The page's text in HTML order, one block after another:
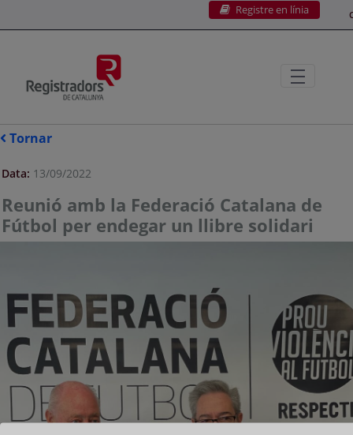
Registre en línia
Tornar
Data: 13/09/2022
Reunió amb la Federació Catalana de
Fútbol per endegar un llibre solidari